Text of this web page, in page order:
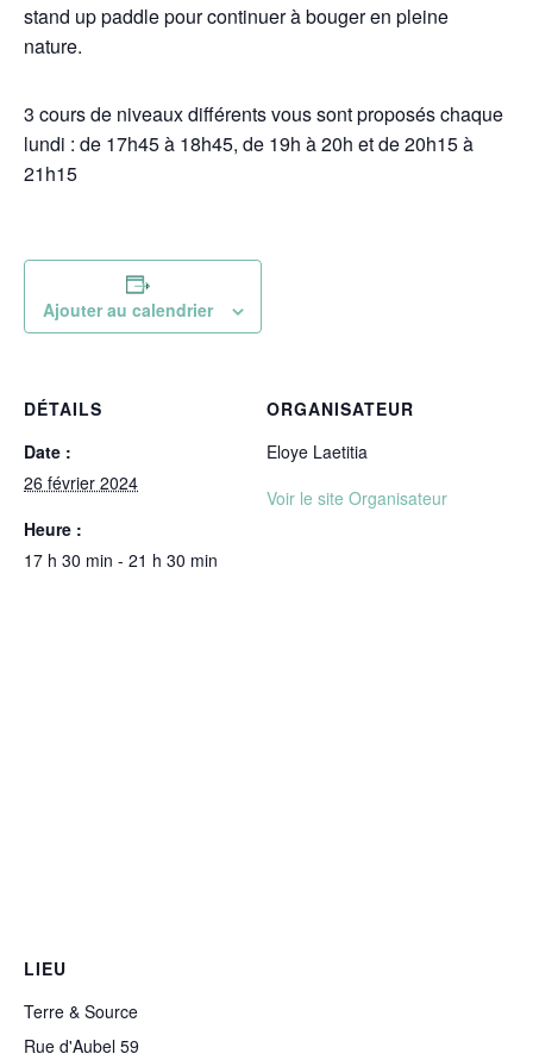
stand up paddle pour continuer à bouger en pleine
nature.
3 cours de niveaux différents vous sont proposés chaque
lundi : de 17h45 à 18h45, de 19h à 20h et de 20h15 à
21h15
Ajouter au calendrier
DÉTAILS
Date :
26 février 2024
Heure :
17 h 30 min - 21 h 30 min
ORGANISATEUR
Eloye Laetitia
Voir le site Organisateur
LIEU
Terre & Source
Rue d'Aubel 59